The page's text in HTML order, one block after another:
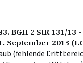
BGH 2 StR 131/13
September 2013
(fehlende